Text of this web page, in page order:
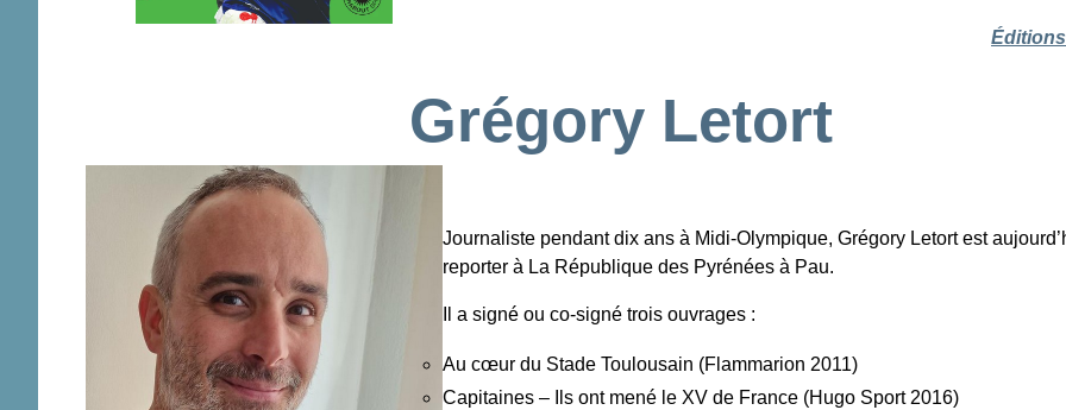
Grégory Letort
Journaliste pendant dix ans à Midi-Olympique, Grégory Letort est
reporter à La République des Pyrénées à Pau.
Il a signé ou co-signé trois ouvrages :
Au cœur du Stade Toulousain (Flammarion 2011)
Capitaines – Ils ont mené le XV de France (Hugo Sport 2016)